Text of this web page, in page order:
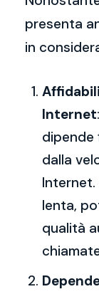
presenta
in
Internet
dipende
dalla
Internet.
lenta,
qualità